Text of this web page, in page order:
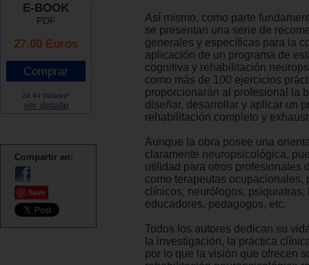
E-BOOK
PDF
27.00 Euros
29.94 Dólares*
ver detalle
Compartir en:
Save
Así mismo, como parte
se presentan una serie de
generales y específicas para la
aplicación de un programa de
cognitiva y rehabilitación
como más de 100 ejercicios
proporcionarán al profesional la
diseñar, desarrollar y aplicar un
rehabilitación completo y
Aunque la obra posee una
claramente neuropsicológica,
utilidad para otros profesionales
como terapeutas ocupacionales,
clínicos, neurólogos, psiquiatras,
educadores, pedagogos, etc.
Todos los autores dedican su
la investigación, la práctica
por lo que la visión que ofrecen